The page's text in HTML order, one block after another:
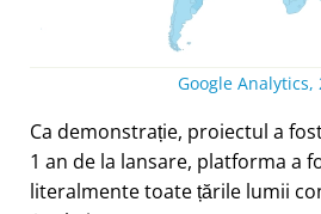
Google Analytics,
Ca demonstrație, proiectul a
1 an de la lansare, platforma a
literalmente toate țările lumii